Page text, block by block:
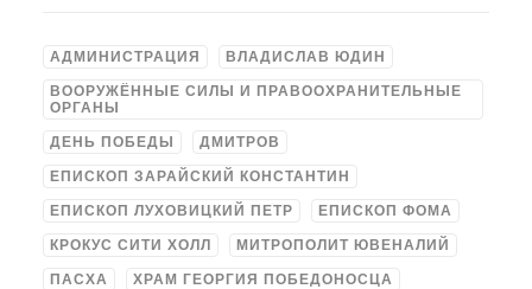
АДМИНИСТРАЦИЯ ВЛАДИСЛАВ ЮДИН
ВООРУЖЁННЫЕ СИЛЫ И ПРАВООХРАНИТЕЛЬНЫЕ
ОРГАНЫ
ДЕНЬ ПОБЕДЫ ДМИТРОВ
ЕПИСКОП ЗАРАЙСКИЙ КОНСТАНТИН
ЕПИСКОП ЛУХОВИЦКИЙ ПЕТР ЕПИСКОП ФОМА
КРОКУС СИТИ ХОЛЛ МИТРОПОЛИТ ЮВЕНАЛИЙ
ПАСХА ХРАМ ГЕОРГИЯ ПОБЕДОНОСЦА